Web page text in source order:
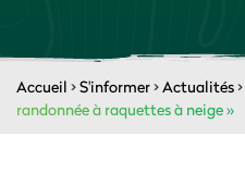
Accueil >S'informer>Actualités>
randonnée à raquettes à neige »